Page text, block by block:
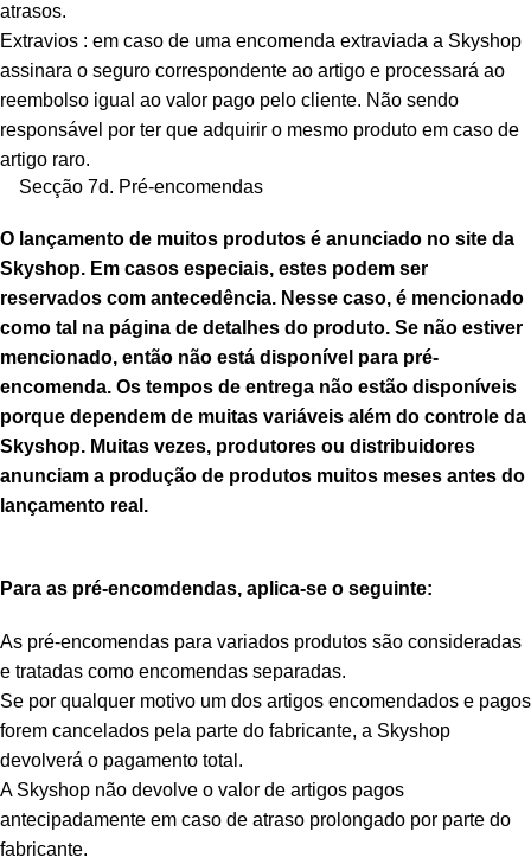
atrasos.
Extravios : em caso de uma encomenda extraviada a Skyshop
assinara o seguro correspondente ao artigo e processará ao
reembolso igual ao valor pago pelo cliente. Não sendo
responsável por ter que adquirir o mesmo produto em caso de
artigo raro.
Secção 7d. Pré-encomendas
O lançamento de muitos produtos é anunciado no site da
Skyshop. Em casos especiais, estes podem ser
reservados com antecedência. Nesse caso, é mencionado
como tal na página de detalhes do produto. Se não estiver
mencionado, então não está disponível para pré-
encomenda. Os tempos de entrega não estão disponíveis
porque dependem de muitas variáveis além do controle da
Skyshop. Muitas vezes, produtores ou distribuidores
anunciam a produção de produtos muitos meses antes do
lançamento real.
Para as pré-encomdendas, aplica-se o seguinte:
As pré-encomendas para variados produtos são consideradas
e tratadas como encomendas separadas.
Se por qualquer motivo um dos artigos encomendados e pagos
forem cancelados pela parte do fabricante, a Skyshop
devolverá o pagamento total.
A Skyshop não devolve o valor de artigos pagos
antecipadamente em caso de atraso prolongado por parte do
fabricante.